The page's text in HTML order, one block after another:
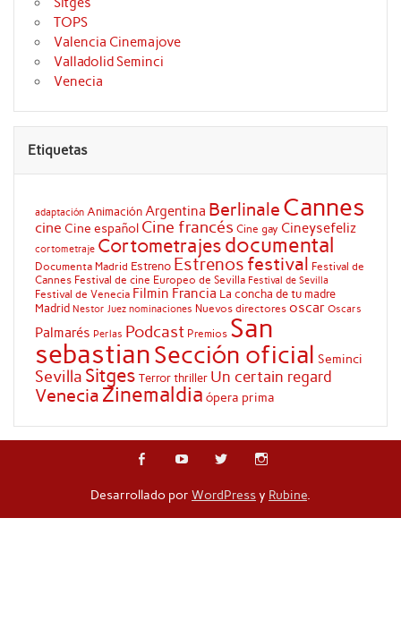
TOPS
Valencia Cinemajove
Valladolid Seminci
Venecia
Etiquetas
adaptación AnimaciónArgentina Berlinale Cannes
cine Cine español Cine francés Cine gay Cineysefeliz
cortometraje Cortometrajes documental
Documenta Madrid Estreno Estrenos festival Festival de
Cannes Festival de cine Europeo de Sevilla Festival de Sevilla
Festival de Venecia Filmin Francia La concha de tu madre
Madrid Nestor Juez nominaciones Nuevos directores oscar Oscars
Palmarés Perlas Podcast Premios San
sebastianSección oficial Seminci
Sevilla Sitges Terrorthriller Un certain regard
Venecia Zinemaldia ópera prima
Desarrollado por WordPressy Rubine